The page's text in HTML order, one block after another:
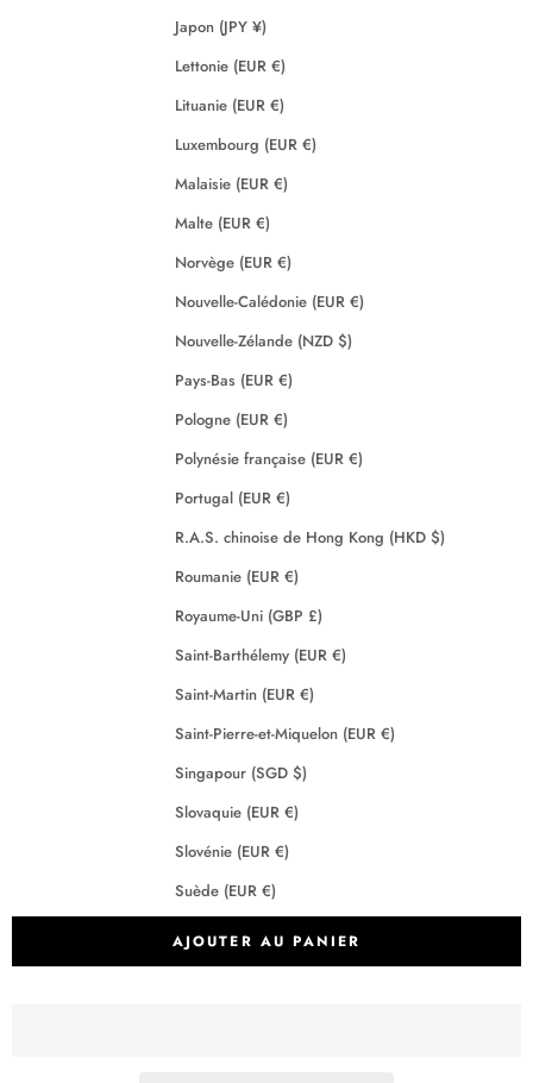
AJOUTER AU PANIER
Japon (JPY ¥)
Lettonie (EUR €)
Lituanie (EUR €)
Luxembourg (EUR €)
Malaisie (EUR €)
Malte (EUR €)
Norvège (EUR €)
Nouvelle-Calédonie (EUR €)
Nouvelle-Zélande (NZD $)
Pays-Bas (EUR €)
Pologne (EUR €)
Polynésie française (EUR €)
Portugal (EUR €)
R.A.S. chinoise de Hong Kong (HKD $)
Roumanie (EUR €)
Royaume-Uni (GBP £)
Saint-Barthélemy (EUR €)
Saint-Martin (EUR €)
Saint-Pierre-et-Miquelon (EUR €)
Singapour (SGD $)
Slovaquie (EUR €)
Slovénie (EUR €)
Suède (EUR €)
Tchéquie (EUR €)